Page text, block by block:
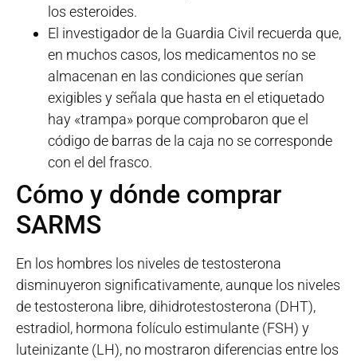
los esteroides.
El investigador de la Guardia Civil recuerda que,
en muchos casos, los medicamentos no se
almacenan en las condiciones que serían
exigibles y señala que hasta en el etiquetado
hay «trampa» porque comprobaron que el
código de barras de la caja no se corresponde
con el del frasco.
Cómo y dónde comprar
SARMS
En los hombres los niveles de testosterona
disminuyeron significativamente, aunque los niveles
de testosterona libre, dihidrotestosterona (DHT),
estradiol, hormona folículo estimulante (FSH) y
luteinizante (LH), no mostraron diferencias entre los